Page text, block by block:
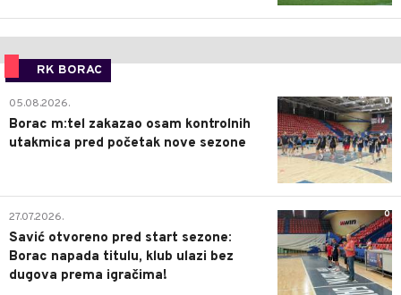
RK BORAC
0
05.08.2026.
Borac m:tel zakazao osam kontrolnih
utakmica pred početak nove sezone
0
27.07.2026.
Savić otvoreno pred start sezone:
Borac napada titulu, klub ulazi bez
dugova prema igračima!